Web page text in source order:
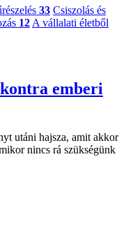
33 Csiszolás és
12 A vállalati életből
emberi
utáni hajsza, amit akkor
nincs rá szükségünk